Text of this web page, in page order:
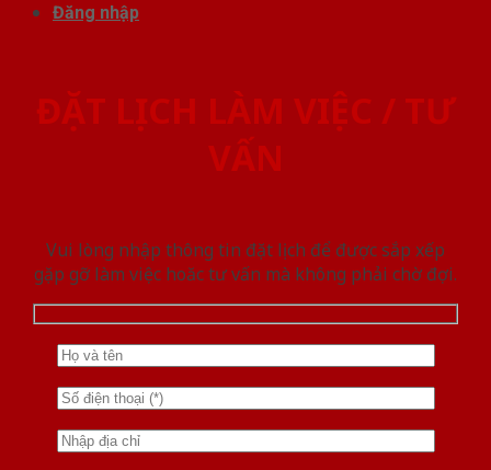
Đăng nhập
ĐẶT LỊCH LÀM VIỆC / TƯ
VẤN
Vui lòng nhập thông tin đặt lịch để được sắp xếp
gặp gỡ làm việc hoăc tư vấn mà không phải chờ đợi.